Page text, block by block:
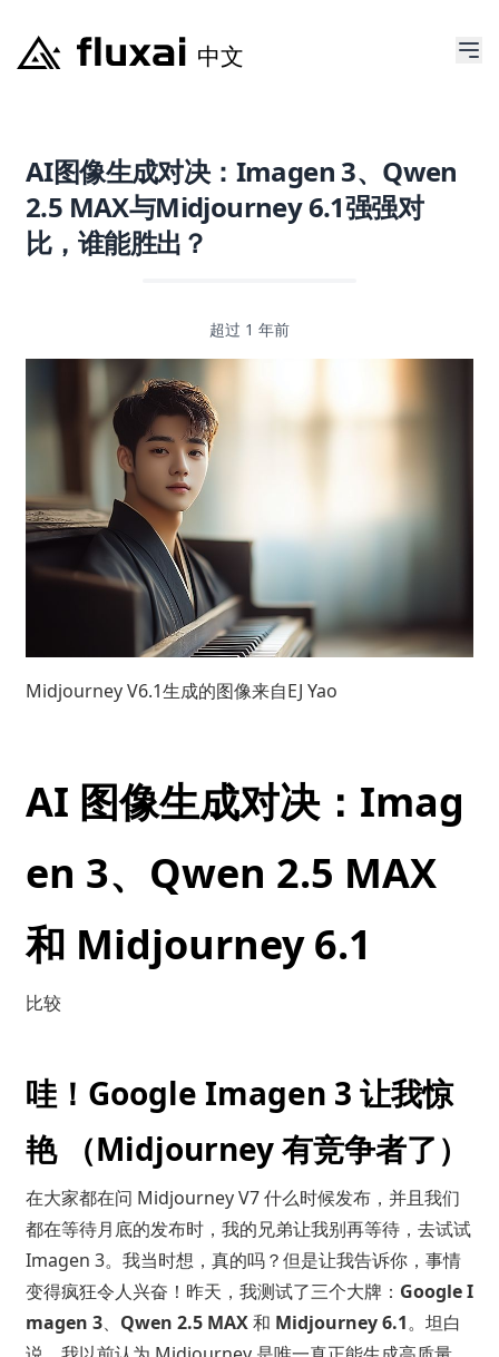
AI图像生成对决：Imagen 3、Qwen
2.5 MAX与Midjourney 6.1强强对
比，谁能胜出？
超过 1 年前
Midjourney V6.1生成的图像来自EJ Yao
AI 图像生成对决：Imag
en 3、Qwen 2.5 MAX
和 Midjourney 6.1
比较
哇！Google Imagen 3 让我惊
艳 （Midjourney 有竞争者了）
在大家都在问 Midjourney V7 什么时候发布，并且我们
都在等待月底的发布时，我的兄弟让我别再等待，去试试
Imagen 3。我当时想，真的吗？但是让我告诉你，事情
变得疯狂令人兴奋！昨天，我测试了三个大牌： Google I
magen 3、 Qwen 2.5 MAX和 Midjourney 6.1。坦白